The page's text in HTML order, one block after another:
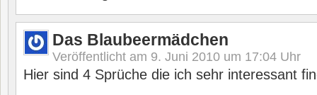
Das Blaubeermädchen
Veröffentlicht am 9. Juni 2010 um 17:04 Uhr
Hier sind 4 Sprüche die ich sehr interessant